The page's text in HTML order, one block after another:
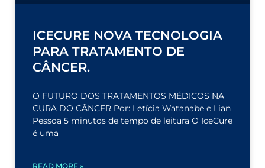
ICECURE NOVA TECNOLOGIA
PARA TRATAMENTO DE
CÂNCER.
O FUTURO DOS TRATAMENTOS MÉDICOS NA
CURA DO CÂNCER Por: Letícia Watanabe e Lian
Pessoa 5 minutos de tempo de leitura O IceCure
é uma
READ MORE »